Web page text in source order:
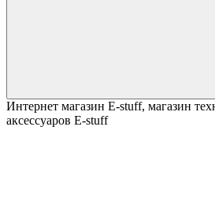
Интернет магазин E-stuff, магазин
аксессуаров E-stuff